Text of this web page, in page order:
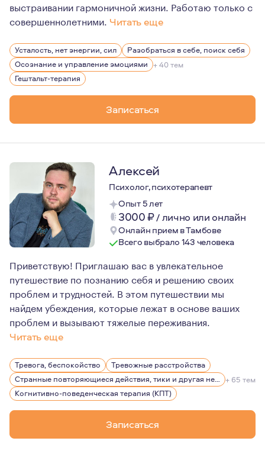
выстраивании гармоничной жизни. Работаю только с
совершеннолетними. Читать еще
Мой путь в профессии берёт начало из клиентского
В 23 года я работал по первому торговому
В работе мне нравится, разбираться в
Усталость, нет энергии, сил
Разобраться в себе, поиск себя
Осознание и управление эмоциями + 40 тем
Гештальт-терапия
Записаться
Алексей
Психолог, психотерапевт
Опыт 5 лет
3000₽/лично или онлайн
Онлайн прием в Тамбове
Всего выбрало 143 человека
Приветствую! Приглашаю вас в увлекательное
путешествие по познанию себя и решению своих
проблем и трудностей. В этом путешествии мы
найдем убеждения, которые лежат в основе ваших
проблем и вызывают тяжелые переживания.
Читать еще
В профессию меня привело три фактора. Первый —
Тревога, беспокойство
Тревожные расстройства
Странные повторяющиеся действия, тики и другая нервная симптоматика + 65 тем
Когнитивно-поведенческая терапия (КПТ)
Записаться